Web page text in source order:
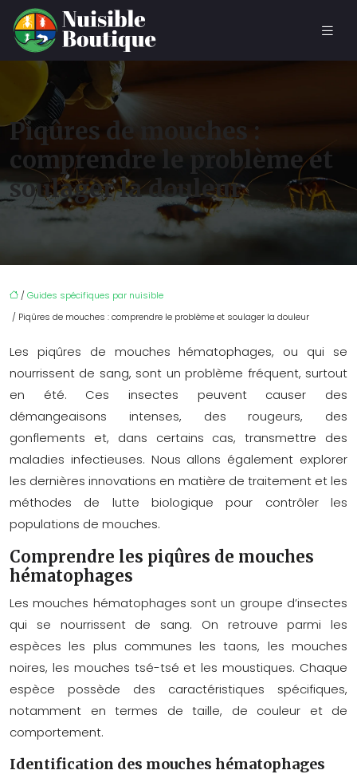
Piqûres de mouches :
comprendre le problème et
soulager la douleur
/Guides spécifiques par nuisible
/ Piqûres de mouches : comprendre le problème et soulager la douleur
Les piqûres de mouches hématophages, ou qui se
nourrissent de sang, sont un problème fréquent, surtout
en été. Ces insectes peuvent causer des
démangeaisons intenses, des rougeurs, des
gonflements et, dans certains cas, transmettre des
maladies infectieuses. Nous allons également explorer
les dernières innovations en matière de traitement et les
méthodes de lutte biologique pour contrôler les
populations de mouches.
Comprendre les piqûres de mouches
hématophages
Les mouches hématophages sont un groupe d’insectes
qui se nourrissent de sang. On retrouve parmi les
espèces les plus communes les taons, les mouches
noires, les mouches tsé-tsé et les moustiques. Chaque
espèce possède des caractéristiques spécifiques,
notamment en termes de taille, de couleur et de
comportement.
Identification des mouches hématophages